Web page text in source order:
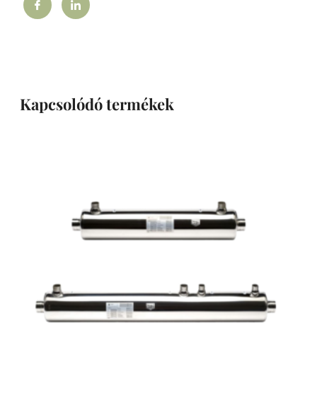
Kapcsolódó termékek